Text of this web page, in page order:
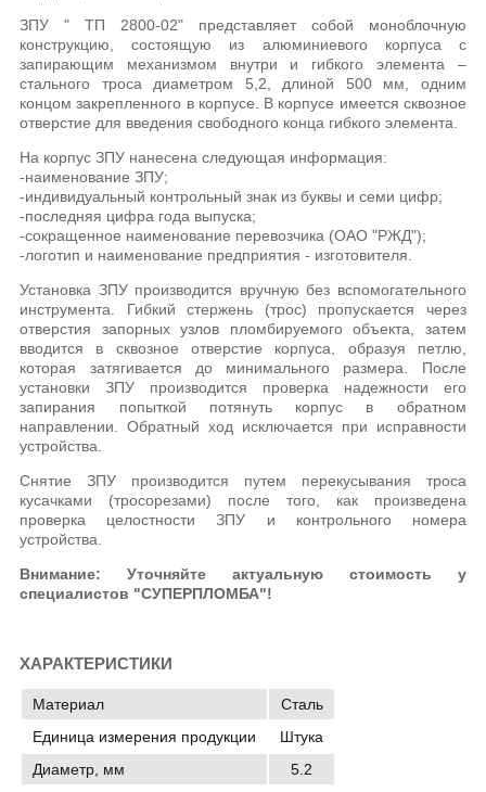
ЗПУ " ТП 2800-02" представляет собой моноблочную
конструкцию, состоящую из алюминиевого корпуса с
запирающим механизмом внутри и гибкого элемента –
стального троса диаметром 5,2, длиной 500 мм, одним
концом закрепленного в корпусе. В корпусе имеется сквозное
отверстие для введения свободного конца гибкого элемента.
На корпус ЗПУ нанесена следующая информация:
-наименование ЗПУ;
-индивидуальный контрольный знак из буквы и семи цифр;
-последняя цифра года выпуска;
-сокращенное наименование перевозчика (ОАО "РЖД");
-логотип и наименование предприятия - изготовителя.
Установка ЗПУ производится вручную без вспомогательного
инструмента. Гибкий стержень (трос) пропускается через
отверстия запорных узлов пломбируемого объекта, затем
вводится в сквозное отверстие корпуса, образуя петлю,
которая затягивается до минимального размера. После
установки ЗПУ производится проверка надежности его
запирания попыткой потянуть корпус в обратном
направлении. Обратный ход исключается при исправности
устройства.
Снятие ЗПУ производится путем перекусывания троса
кусачками (тросорезами) после того, как произведена
проверка целостности ЗПУ и контрольного номера
устройства.
Внимание: Уточняйте актуальную стоимость у
специалистов "СУПЕРПЛОМБА"!
ХАРАКТЕРИСТИКИ
Материал
Сталь
Единица измерения продукции
Штука
Диаметр, мм
5.2